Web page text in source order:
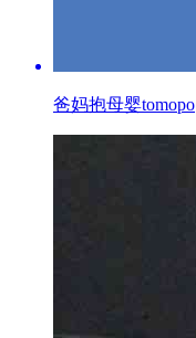
爸妈抱母婴tomopo